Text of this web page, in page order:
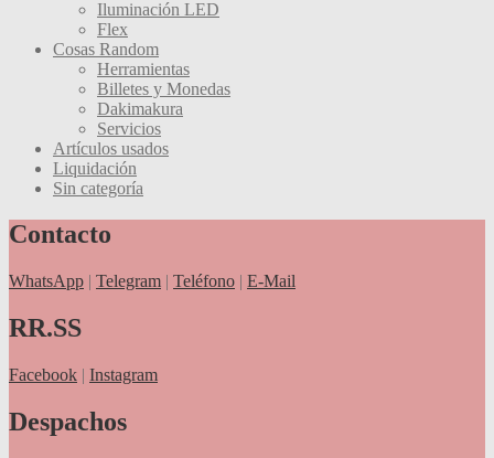
Iluminación LED
Flex
Cosas Random
Herramientas
Billetes y Monedas
Dakimakura
Servicios
Artículos usados
Liquidación
Sin categoría
Contacto
WhatsApp | Telegram | Teléfono | E-Mail
RR.SS
Facebook | Instagram
Despachos